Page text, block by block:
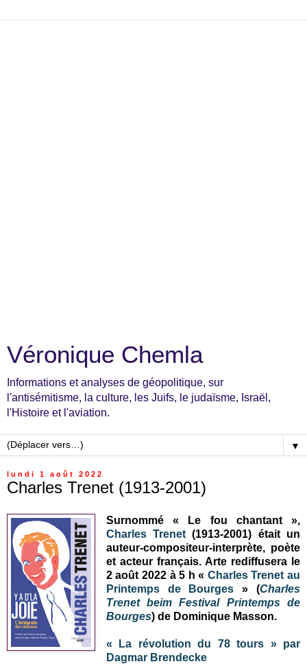
Véronique Chemla
Informations et analyses de géopolitique, sur
l'antisémitisme, la culture, les Juifs, le judaïsme, Israël,
l'Histoire et l'aviation.
▼
lundi 1 août 2022
Charles Trenet (1913-2001)
Surnommé « Le fou chantant »,
Charles Trenet (1913-2001) était un
auteur-compositeur-interprète, poète
et acteur français. Arte rediffusera le
2 août 2022 à 5 h « Charles Trenet au
Printemps de Bourges » (Charles
Trenet beim Festival Printemps de
Bourges) de Dominique Masson.
« La révolution du 78 tours » par
Dagmar Brendecke